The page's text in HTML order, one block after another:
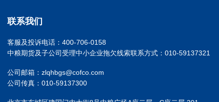
联系我们
客服及投诉电话：400-706-0158
中粮期货及子公司受理中小企业拖欠线索联系方式：010-59137321
公司邮箱：zlqhbgs@cofco.com
公司传真：010-59137300